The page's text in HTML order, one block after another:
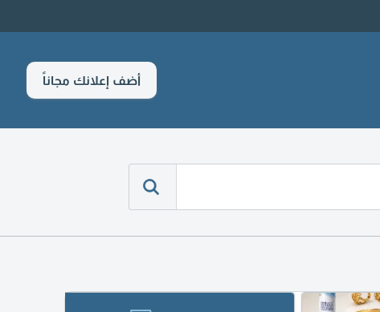
أضف إعلانك مجاناً